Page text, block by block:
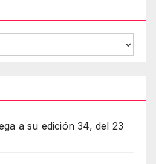
a su edición 34, del 23